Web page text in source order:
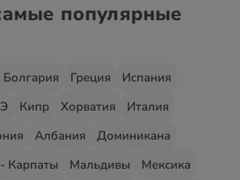
популярные
Болгария Греция
Испания
Кипр Хорватия
Италия
Албания
Доминикана
Карпаты Мальдивы
Мексика